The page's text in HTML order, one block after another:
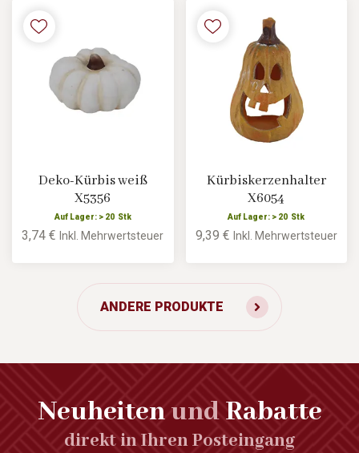
Deko-Kürbis weiß
X5356
Auf Lager: > 20 Stk
3,74 €Inkl. Mehrwertsteuer
Kürbiskerzenhalter
X6054
Auf Lager: > 20 Stk
9,39 € Inkl. Mehrwertsteuer
ANDERE PRODUKTE
NeuheitenundRabatte
direkt in Ihren Posteingang